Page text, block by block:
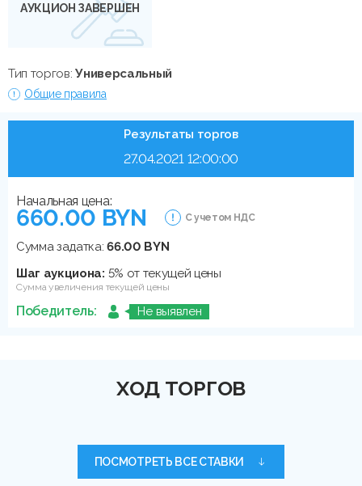
АУКЦИОН ЗАВЕРШЕН
Тип торгов:Универсальный
Общие правила
Результаты торгов
27.04.2021 12:00:00
Начальная цена:
660.00 BYN С учетом НДС
Сумма задатка:66.00 BYN
Шаг аукциона: 5% от текущей цены
Сумма увеличения текущей цены
Победитель: Не выявлен
ХОД ТОРГОВ
ПОСМОТРЕТЬ ВСЕ СТАВКИ